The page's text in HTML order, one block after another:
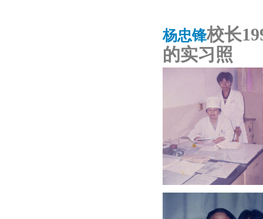
杨忠锋校长
的实习照